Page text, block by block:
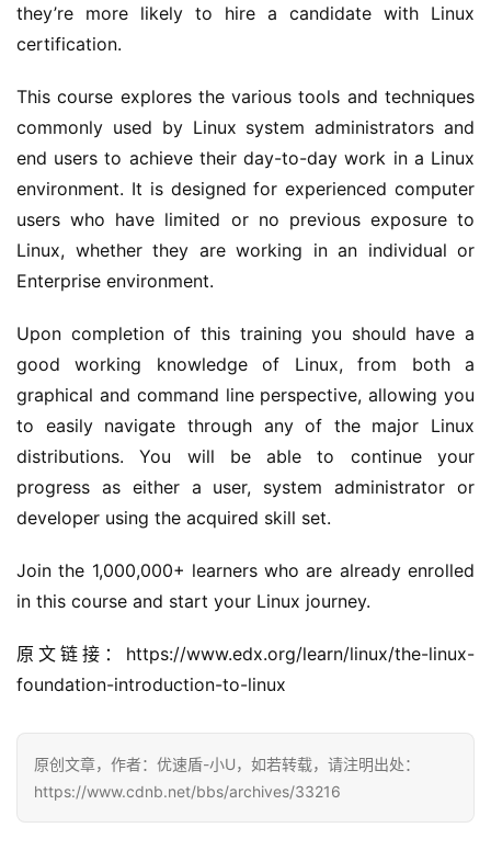
they’re more likely to hire a candidate with Linux
certification.
This course explores the various tools and techniques
commonly used by Linux system administrators and
end users to achieve their day-to-day work in a Linux
environment. It is designed for experienced computer
users who have limited or no previous exposure to
Linux, whether they are working in an individual or
Enterprise environment.
Upon completion of this training you should have a
good working knowledge of Linux, from both a
graphical and command line perspective, allowing you
to easily navigate through any of the major Linux
distributions. You will be able to continue your
progress as either a user, system administrator or
developer using the acquired skill set.
Join the 1,000,000+ learners who are already enrolled
in this course and start your Linux journey.
原文链接：https://www.edx.org/learn/linux/the-linux-
foundation-introduction-to-linux
原创文章，作者：优速盾-小U，如若转载，请注明出处：
https://www.cdnb.net/bbs/archives/33216